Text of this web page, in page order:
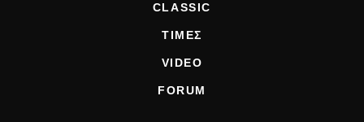
CLASSIC
ΤΙΜΕΣ
VIDEO
FORUM